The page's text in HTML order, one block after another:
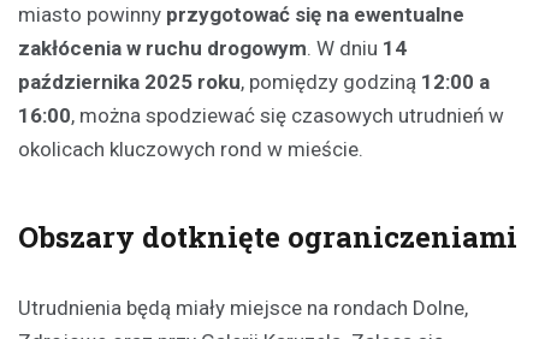
miasto powinny przygotować się na ewentualne
zakłócenia w ruchu drogowym. W dniu 14
października 2025 roku, pomiędzy godziną 12:00 a
16:00, można spodziewać się czasowych utrudnień w
okolicach kluczowych rond w mieście.
Obszary dotknięte ograniczeniami
Utrudnienia będą miały miejsce na rondach Dolne,